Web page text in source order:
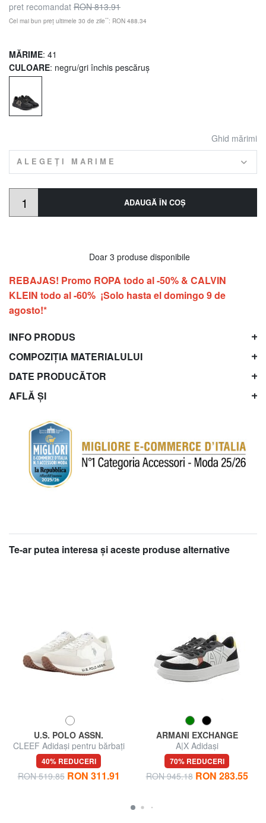
pret recomandat RON 813.91
Cel mai bun preț ultimele 30 de zile**: RON 488.34
MĂRIME: 41
CULOARE: negru/gri închis pescăruș
Ghid mărimi
ALEGEȚI MARIME
ADAUGĂ ÎN COŞ
Doar 3 produse disponibile
REBAJAS! Promo ROPA todo al -50% & CALVIN
KLEIN todo al -60% ¡Solo hasta el domingo 9 de
agosto!*
INFO PRODUS
COMPOZIȚIA MATERIALULUI
DATE PRODUCĂTOR
AFLĂ ȘI
Te-ar putea interesa şi aceste produse alternative
U.S. POLO ASSN.
CLEEF Adidași pentru bărbați
40% REDUCERI
RON 519.85 RON 311.91
ARMANI EXCHANGE
A|X Adidași
70% REDUCERI
RON 945.18 RON 283.55